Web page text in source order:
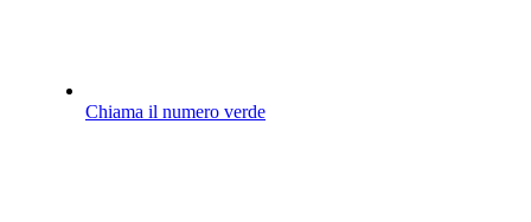
Chiama il numero verde